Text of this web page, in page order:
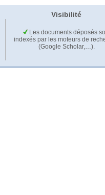
Visibilité
Les documents déposés
indexés par les moteurs de
(Google Scholar,…).